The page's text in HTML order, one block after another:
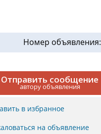
Номер объявления:
Отправить сообщение
автору объявления
в избранное
на объявление